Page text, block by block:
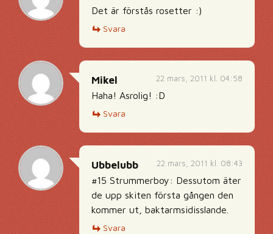
Det är förstås rosetter :)
Svara
22 mars, 2011 kl. 04:58
Mikel
Haha! Asrolig! :D
Svara
22 mars, 2011 kl. 08:43
Ubbelubb
#15 Strummerboy: Dessutom äter
de upp skiten första gången den
kommer ut, baktarmsidisslande.
Svara